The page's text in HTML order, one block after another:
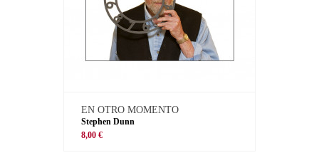
EN OTRO MOMENTO
Stephen Dunn
8,00 €